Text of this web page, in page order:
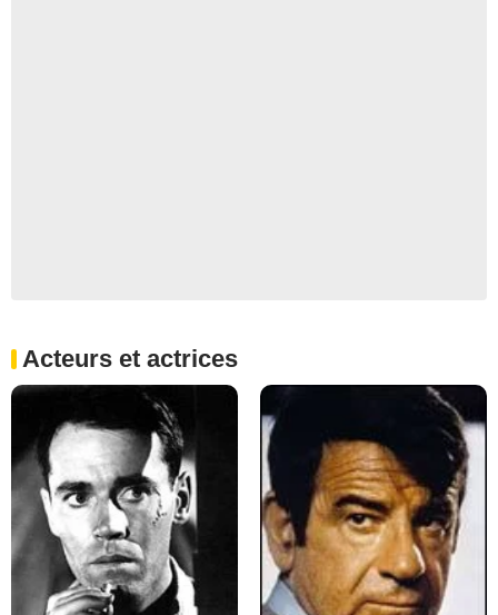
Acteurs et actrices